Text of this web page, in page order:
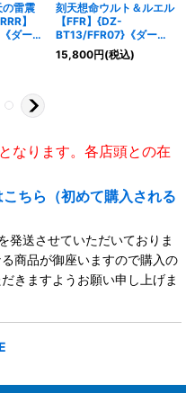
の雷震
】
ダーク
刻天想命ウルト＆ルエル
【FFR】{DZ-
BT13/FFR07}《ダーク
ステイツケテルサンクチ
ュアリ》
15,800円(税込)
なります。各店頭との在
ちら（初めて購入される
発送させていただいておりま
商品が御座いますので購入の
きますようお願い申し上げま